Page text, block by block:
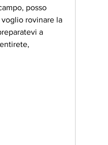
posso
rovinare la
a